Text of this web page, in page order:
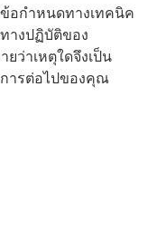
อกําหนดทางเทคนิค
างปฏิบัติของ
ยว่าเหตุใดจึงเป็น
ารต่อไปของคุณ